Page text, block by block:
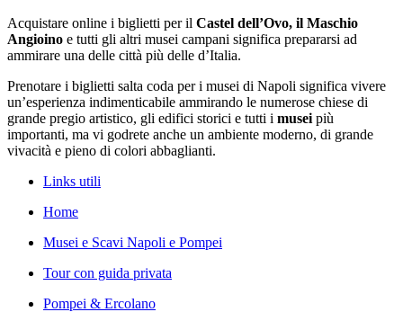
Acquistare online i biglietti per il Castel dell’Ovo, il Maschio
Angioino e tutti gli altri musei campani significa prepararsi ad
ammirare una delle città più delle d’Italia.
Prenotare i biglietti salta coda per i musei di Napoli significa vivere
un’esperienza indimenticabile ammirando le numerose chiese di
grande pregio artistico, gli edifici storici e tutti i musei più
importanti, ma vi godrete anche un ambiente moderno, di grande
vivacità e pieno di colori abbaglianti.
Links utili
Home
Musei e Scavi Napoli e Pompei
Tour con guida privata
Pompei & Ercolano